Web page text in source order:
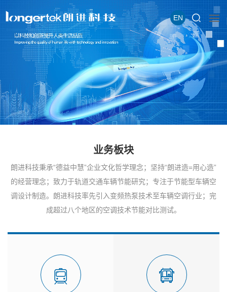
EN
业务板块
朗进科技秉承“德益中慧”企业文化哲学理念；坚持“朗进造=用心造”
的经营理念；致力于轨道交通车辆节能研究；专注于节能型车辆空
调设计制造。朗进科技率先引入变频热泵技术至车辆空调行业；完
成超过八个地区的空调技术节能对比测试。